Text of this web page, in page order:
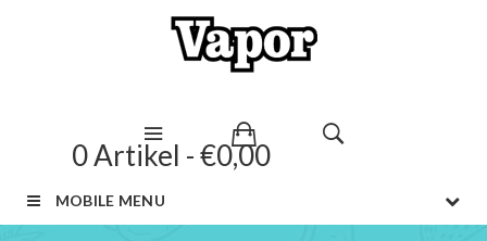
0 Artikel - €0,00
MOBILE MENU